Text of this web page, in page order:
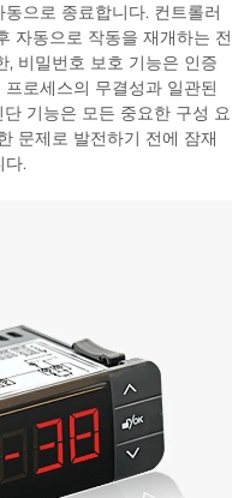
으로 종료합니다. 컨트롤러
자동으로 작동을 재개하는 전
, 비밀번호 보호 기능은 인증
로세스의 무결성과 일관된
기능은 모든 중요한 구성 요
문제로 발전하기 전에 잠재
다.